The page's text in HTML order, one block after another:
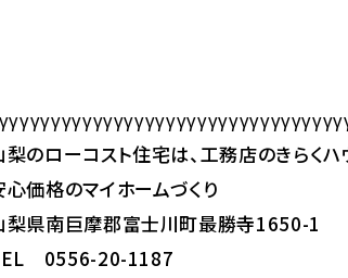
梨のローコスト住宅は、工務店のきらくハ
心価格のマイホームづくり
梨県南巨摩郡富士川町最勝寺1650-1
0556-20-1187